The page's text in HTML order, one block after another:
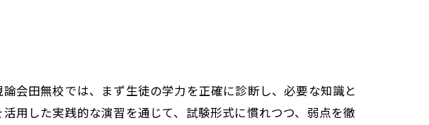
会田無校では、まず生徒の学力を正確に診断し、必要な知識と
用した実践的な演習を通じて、試験形式に慣れつつ、弱点を徹